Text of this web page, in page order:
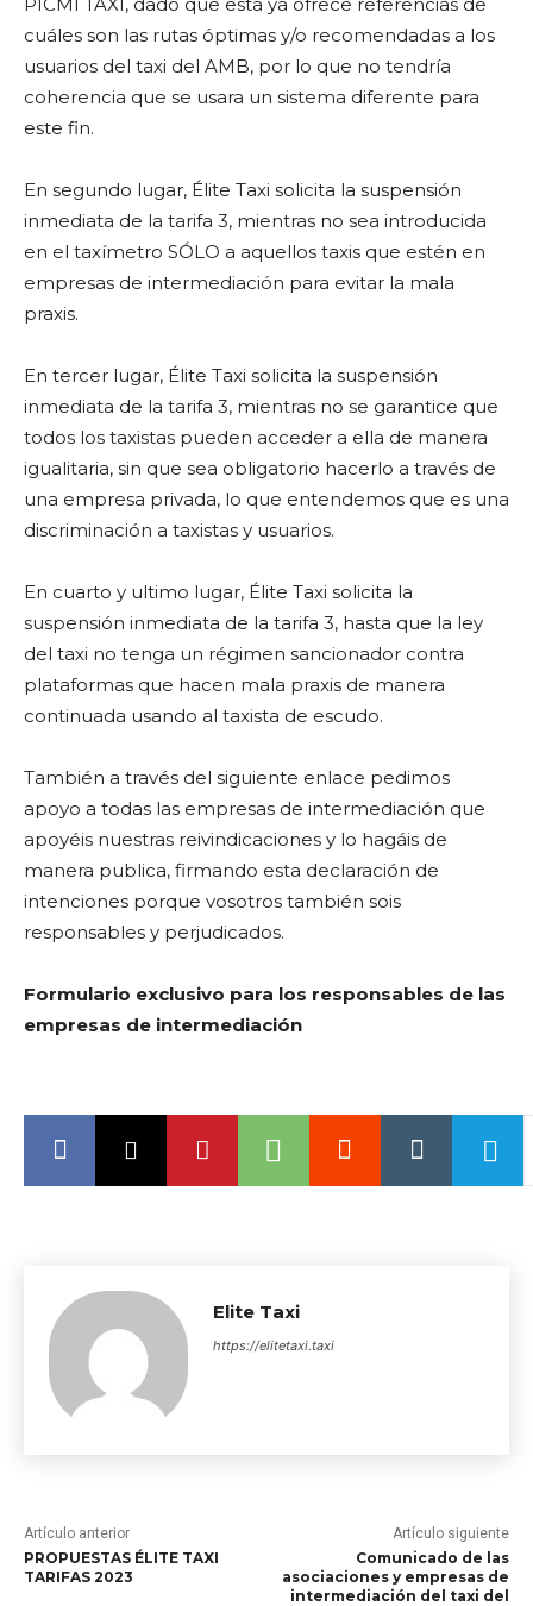
cuáles son las rutas óptimas y/o recomendadas a los
usuarios del taxi del AMB, por lo que no tendría
coherencia que se usara un sistema diferente para
este fin.
En segundo lugar, Élite Taxi solicita la suspensión
inmediata de la tarifa 3, mientras no sea introducida
en el taxímetro SÓLO a aquellos taxis que estén en
empresas de intermediación para evitar la mala
praxis.
En tercer lugar, Élite Taxi solicita la suspensión
inmediata de la tarifa 3, mientras no se garantice que
todos los taxistas pueden acceder a ella de manera
igualitaria, sin que sea obligatorio hacerlo a través de
una empresa privada, lo que entendemos que es una
discriminación a taxistas y usuarios.
En cuarto y ultimo lugar, Élite Taxi solicita la
suspensión inmediata de la tarifa 3, hasta que la ley
del taxi no tenga un régimen sancionador contra
plataformas que hacen mala praxis de manera
continuada usando al taxista de escudo.
También a través del siguiente enlace pedimos
apoyo a todas las empresas de intermediación que
apoyéis nuestras reivindicaciones y lo hagáis de
manera publica, firmando esta declaración de
intenciones porque vosotros también sois
responsables y perjudicados.
Formulario exclusivo para los responsables de las
empresas de intermediación
Elite Taxi
https://elitetaxi.taxi
Artículo anterior
PROPUESTAS ÉLITE TAXI
TARIFAS 2023
Artículo siguiente
Comunicado de las
asociaciones y empresas de
intermediación del taxi del